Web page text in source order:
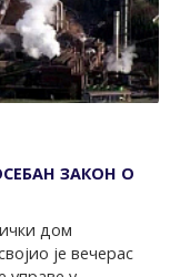
ЗАКОН О
дом
је вечерас